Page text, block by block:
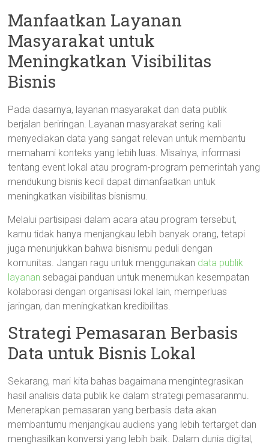
Manfaatkan Layanan
Masyarakat untuk
Meningkatkan Visibilitas
Bisnis
Pada dasarnya, layanan masyarakat dan data publik
berjalan beriringan. Layanan masyarakat sering kali
menyediakan data yang sangat relevan untuk membantu
memahami konteks yang lebih luas. Misalnya, informasi
tentang event lokal atau program-program pemerintah yang
mendukung bisnis kecil dapat dimanfaatkan untuk
meningkatkan visibilitas bisnismu.
Melalui partisipasi dalam acara atau program tersebut,
kamu tidak hanya menjangkau lebih banyak orang, tetapi
juga menunjukkan bahwa bisnismu peduli dengan
komunitas. Jangan ragu untuk menggunakan data publik
layanan sebagai panduan untuk menemukan kesempatan
kolaborasi dengan organisasi lokal lain, memperluas
jaringan, dan meningkatkan kredibilitas.
Strategi Pemasaran Berbasis
Data untuk Bisnis Lokal
Sekarang, mari kita bahas bagaimana mengintegrasikan
hasil analisis data publik ke dalam strategi pemasaranmu.
Menerapkan pemasaran yang berbasis data akan
membantumu menjangkau audiens yang lebih tertarget dan
menghasilkan konversi yang lebih baik. Dalam dunia digital,